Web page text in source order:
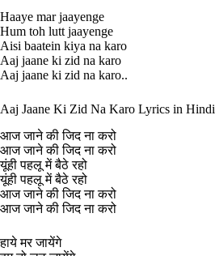
Haaye mar jaayenge
Hum toh lutt jaayenge
Aisi baatein kiya na karo
Aaj jaane ki zid na karo
Aaj jaane ki zid na karo..
Aaj Jaane Ki Zid Na Karo Lyrics in Hindi
आज जाने की जिद ना करो
आज जाने की जिद ना करो
यूंही पहलू में बैठे रहो
यूंही पहलू में बैठे रहो
आज जाने की जिद ना करो
आज जाने की जिद ना करो
हाये मर जायेंगे